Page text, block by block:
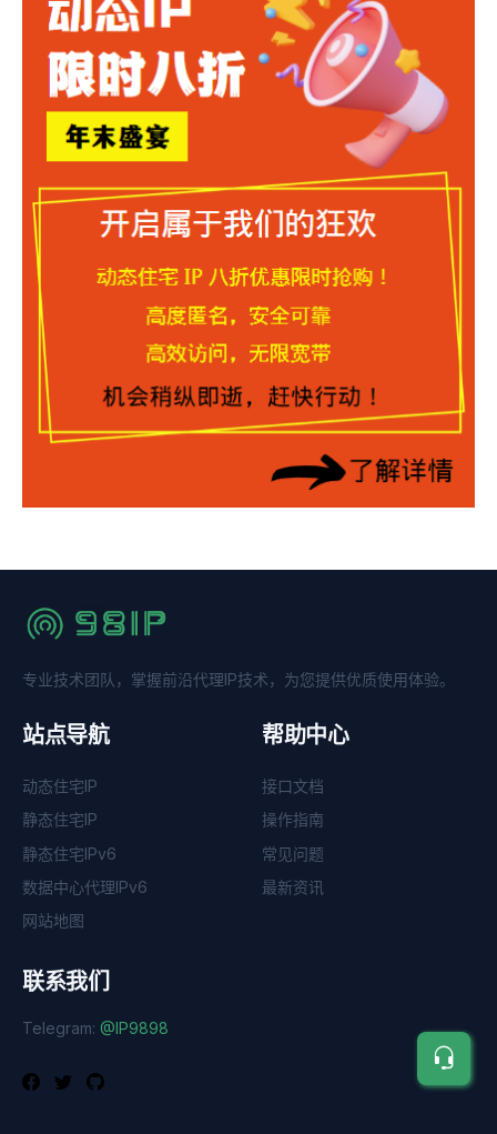
专业技术团队，掌握前沿代理IP技术，为您提供优质使用体验。
站点导航
动态住宅IP
静态住宅IP
静态住宅IPv6
数据中心代理IPv6
网站地图
帮助中心
接口文档
操作指南
常见问题
最新资讯
联系我们
Telegram: @IP9898